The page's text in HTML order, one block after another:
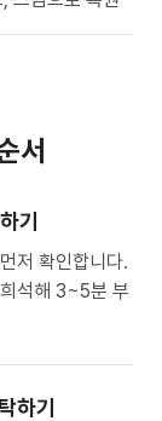
서
기
저 확인합니다.
석해 3~5분 부
하기